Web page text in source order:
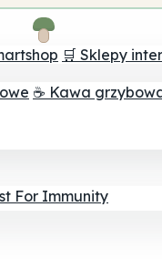
🛒 Sklepy
☕ Kawa
For Immunity